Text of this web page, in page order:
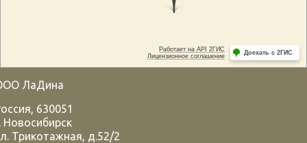
ЛаДина
, 630051
Новосибирск
Трикотажная, д.52/2